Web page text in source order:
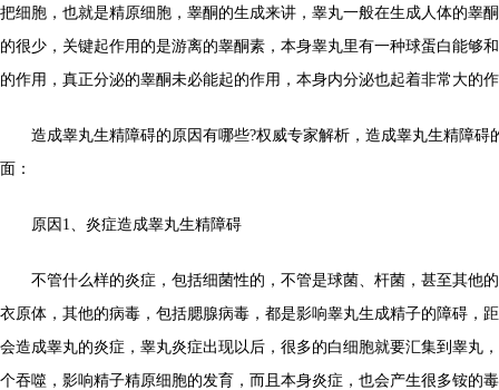
把细胞，也就是精原细胞，睾酮的生成来讲，睾丸一般在生成人体的睾
的很少，关键起作用的是游离的睾酮素，本身睾丸里有一种球蛋白能够
的作用，真正分泌的睾酮未必能起的作用，本身内分泌也起着非常大的
造成睾丸生精障碍的原因有哪些?权威专家解析，造成睾丸生精障碍
面：
原因1、炎症造成睾丸生精障碍
不管什么样的炎症，包括细菌性的，不管是球菌、杆菌，甚至其他
衣原体，其他的病毒，包括腮腺病毒，都是影响睾丸生成精子的障碍，
会造成睾丸的炎症，睾丸炎症出现以后，很多的白细胞就要汇集到睾丸
个吞噬，影响精子精原细胞的发育，而且本身炎症，也会产生很多铵的